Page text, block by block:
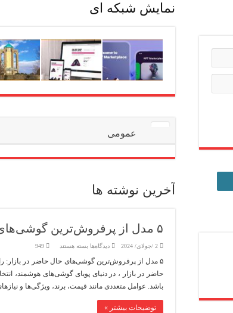
نمایش شبکه ای
عمومی
آخرین نوشته ها
۵ مدل از پرفروش‌ترین گوشی‌های حال حاضر در بازار
2 /جولای/ 2024 دیدگاه‌ها برای
مدل
از
پرفروش‌ترین
حال
بسته هستند 949
حاضر در بازار ، در دنیای پویای گوشی‌های هوشمند،
باشد. عوامل متعددی مانند قیمت، برند، ویژگی‌ها و
توضیحات بیشتر »